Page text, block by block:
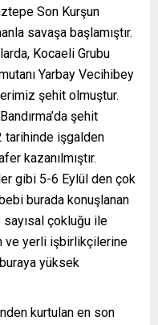
Son Kurşun
savaşa başlamıştır.
Kocaeli Grubu
Yarbay Vecihibey
şehit olmuştur.
şehit
tarihinde işgalden
kazanılmıştır.
gibi 5-6 Eylül den çok
burada konuşlanan
çokluğu ile
ve yerli işbirlikçilerine
yüksek
kurtulan en son